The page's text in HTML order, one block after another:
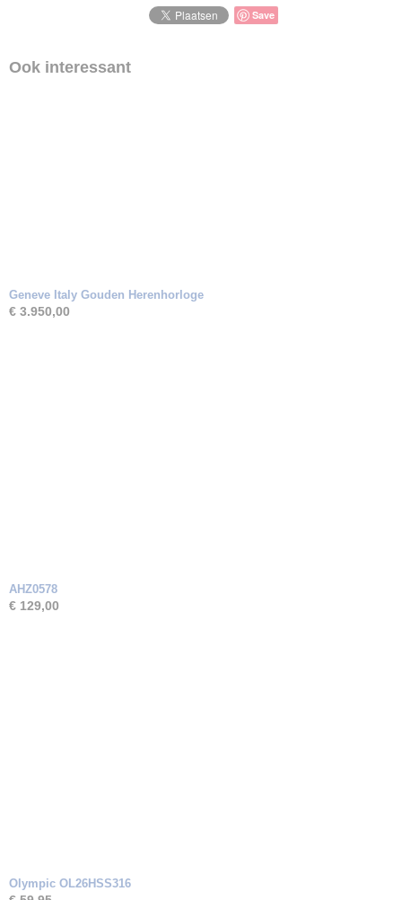
Save
Ook interessant
Geneve Italy Gouden Herenhorloge
€ 3.950,00
AHZ0578
€ 129,00
Olympic OL26HSS316